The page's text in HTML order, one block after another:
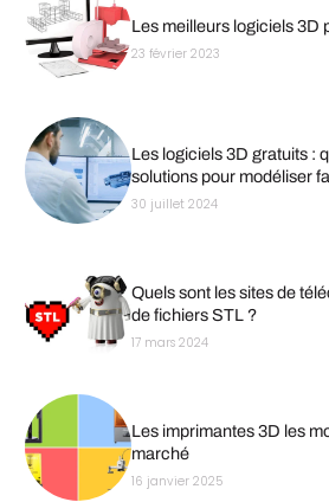
Les meilleurs logiciels 3D
23 février 2023
Les logiciels 3D gratuits :
solutions pour modéliser
30 juillet 2024
Quels sont les sites de
de fichiers STL ?
17 mars 2024
Les imprimantes 3D les
marché
16 janvier 2025